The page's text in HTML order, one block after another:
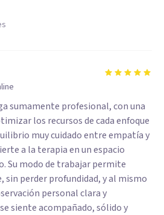
sumamente profesional, con una
los recursos de cada enfoque
muy cuidado entre empatía y
a la terapia en un espacio
Su modo de trabajar permite
sin perder profundidad, y al mismo
personal clara y
siente acompañado, sólido y